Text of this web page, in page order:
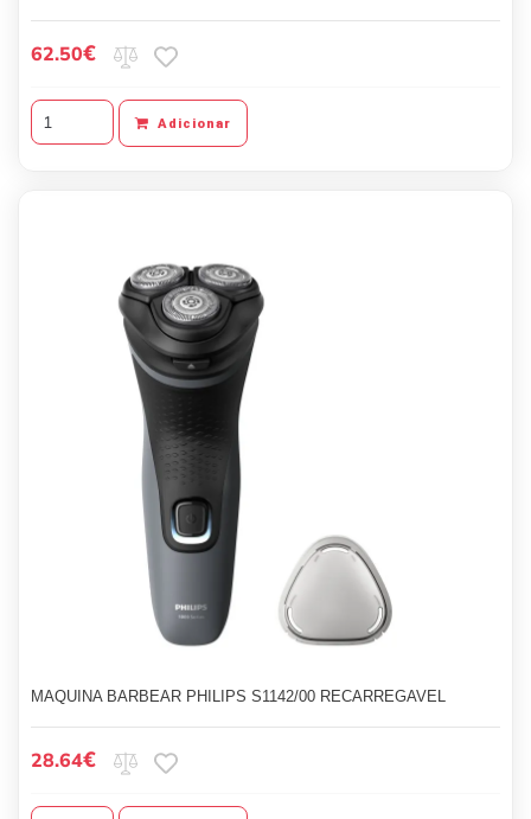
62.50€
Adicionar
MAQUINA BARBEAR PHILIPS S1142/00 RECARREGAVEL
28.64€